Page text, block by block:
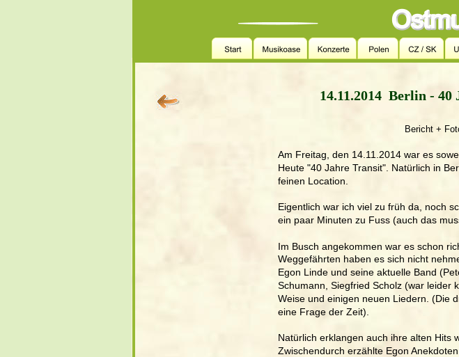
14.11.2014  Berlin -
Bericht +
Am Freitag, den 14.11.2014 war es
Heute "40 Jahre Transit". Natürlich in
feinen Location.
Eigentlich war ich viel zu früh da, noch
ein paar Minuten zu Fuss (auch das
Im Busch angekommen war es schon
Weggefährten haben es sich nicht
Egon Linde und seine aktuelle Band
Schumann, Siegfried Scholz (war leider
Weise und einigen neuen Liedern. (Die
eine Frage der Zeit).
Natürlich erklangen auch ihre alten Hits
Zwischendurch erzählte Egon